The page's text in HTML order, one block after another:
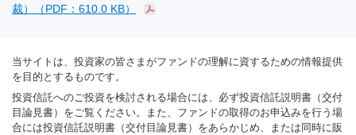
裁）（PDF：610.0 KB）
当サイトは、投資家の皆さまがファンドの理解に資するための情報提供
を目的とするものです。
投資信託へのご投資を検討される場合には、必ず投資信託説明書（交付
目論見書）をご覧ください。また、ファンドの取得のお申込みを行う場
合には投資信託説明書（交付目論見書）をあらかじめ、または同時に販